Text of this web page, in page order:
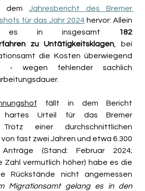
dem Jahresbericht des Bremer
für das Jahr 2024 hervor: Allein
es in insgesamt
182
zu Untätigkeitsklagen , bei
die Kosten überwiegend
- wegen fehlender sachlich
fällt in dem Bericht
hartes Urteil für das Bremer
Trotz einer durchschnittlichen
fast zwei Jahren und etwa 6.300
(Stand: Februar 2024;
Zahl vermutlich höher) habe es die
Rückstände nicht angemessen
Migrationsamt gelang es in den